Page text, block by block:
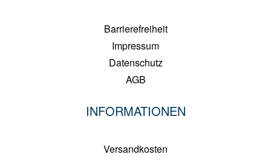
Barrierefreiheit
Impressum
Datenschutz
AGB
INFORMATIONEN
Versandkosten